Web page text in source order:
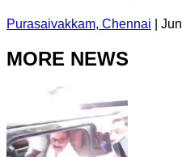
Purasaivakkam, Chennai
MORE NEWS